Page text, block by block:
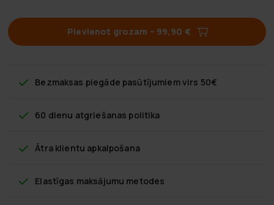
Pievienot grozam – 99,90 €
Bezmaksas piegāde pasūtījumiem virs 50€
60 dienu atgriešanas politika
Ātra klientu apkalpošana
Elastīgas maksājumu metodes